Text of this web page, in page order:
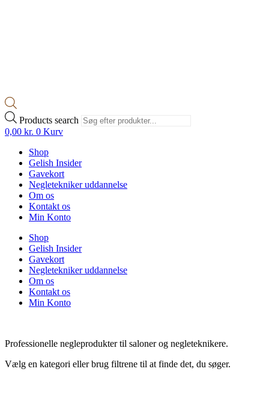
Products search
0,00 kr. 0 Kurv
Shop
Gelish Insider
Gavekort
Negletekniker uddannelse
Om os
Kontakt os
Min Konto
Shop
Gelish Insider
Gavekort
Negletekniker uddannelse
Om os
Kontakt os
Min Konto
Professionelle negleprodukter til saloner og negleteknikere.
Vælg en kategori eller brug filtrene til at finde det, du søger.